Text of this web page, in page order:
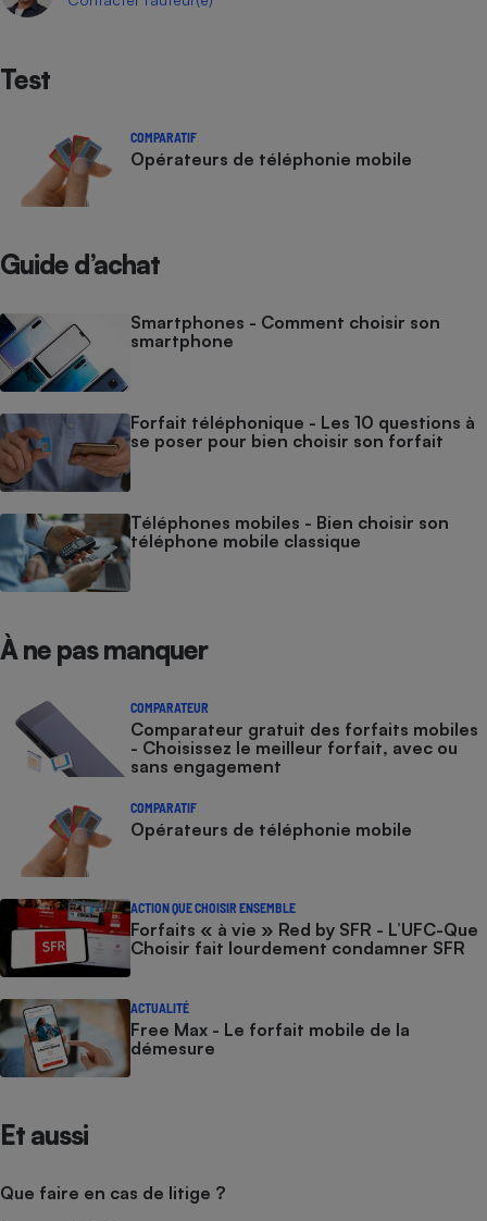
Test
COMPARATIF
Opérateurs de téléphonie mobile
Guide d’achat
Smartphones - Comment choisir son
smartphone
Forfait téléphonique - Les 10 questions à
se poser pour bien choisir son forfait
Téléphones mobiles - Bien choisir son
téléphone mobile classique
À ne pas manquer
COMPARATEUR
Comparateur gratuit des forfaits mobiles
- Choisissez le meilleur forfait, avec ou
sans engagement
COMPARATIF
Opérateurs de téléphonie mobile
ACTION QUE CHOISIR ENSEMBLE
Forfaits « à vie » Red by SFR - L’UFC-Que
Choisir fait lourdement condamner SFR
ACTUALITÉ
Free Max - Le forfait mobile de la
démesure
Et aussi
Que faire en cas de litige ?